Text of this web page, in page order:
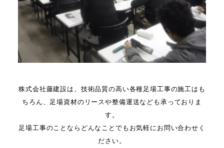
株式会社藤建設は、技術品質の高い各種足場工事の施工はも
ちろん、足場資材のリースや整備運送なども承っておりま
す。
足場工事のことならどんなことでもお気軽にお問い合わせく
ださい。